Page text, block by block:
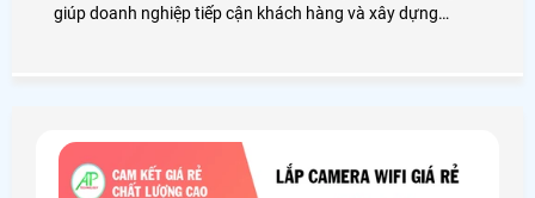
giúp doanh nghiệp tiếp cận khách hàng và xây dựng